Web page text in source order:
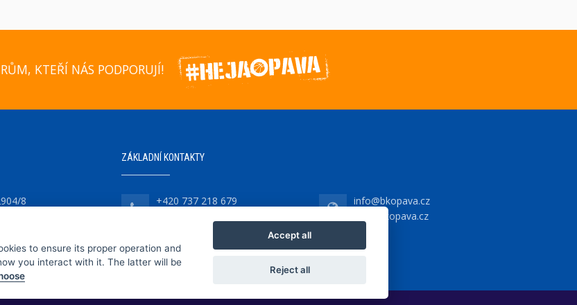
KTEŘÍ NÁS PODPORUJÍ!
8
ZÁKLADNÍ KONTAKTY
+420 737 218 679
info@bkopava.cz
www.bkopava.cz
to ensure its proper operation and
you interact with it. The latter will be
Accept all
Reject all